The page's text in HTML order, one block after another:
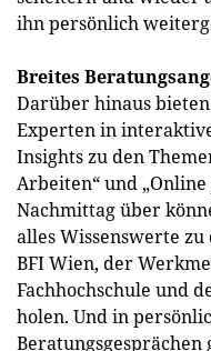
ihn persönlich
Breites
Darüber hinaus
Experten in
Insights zu den
Arbeiten“ und „Online
Nachmittag über
alles Wissenswerte
BFI Wien, der
Fachhochschule und
holen. Und in